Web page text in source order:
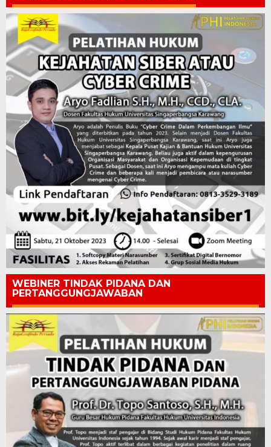
WEBINER TINDAK PIDANA DAN
PERTANGGUNGJAWABAN